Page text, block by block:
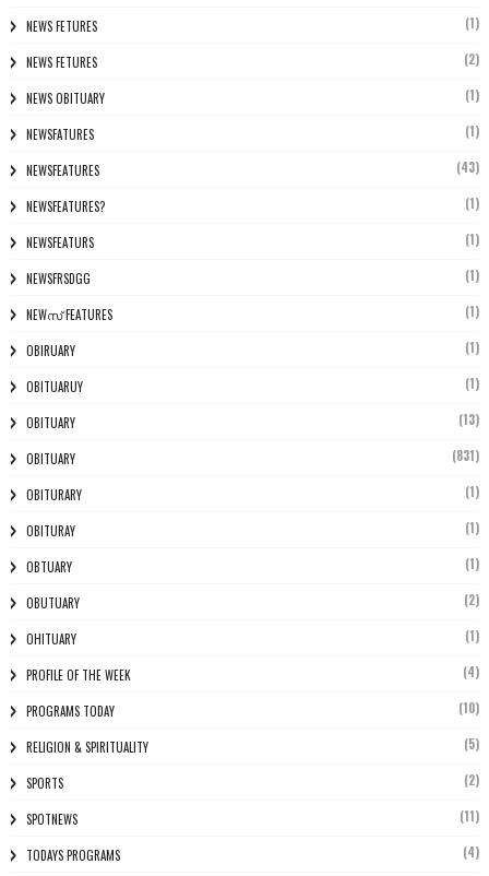
NEWS FETURES (1)
NEWS FETURES (2)
NEWS OBITUARY (1)
NEWSFATURES (1)
NEWSFEATURES (43)
NEWSFEATURES? (1)
NEWSFEATURS (1)
NEWSFRSDGG (1)
NEWസ് FEATURES (1)
OBIRUARY (1)
OBITUARUY (1)
OBITUARY (13)
OBITUARY (831)
OBITURARY (1)
OBITURAY (1)
OBTUARY (1)
OBUTUARY (2)
OHITUARY (1)
PROFILE OF THE WEEK (4)
PROGRAMS TODAY (10)
RELIGION & SPIRITUALITY (5)
SPORTS (2)
SPOTNEWS (11)
TODAYS PROGRAMS (4)